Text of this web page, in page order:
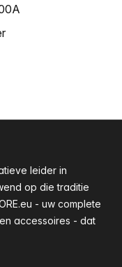
leider in
op die traditie
- uw complete
accessoires - dat